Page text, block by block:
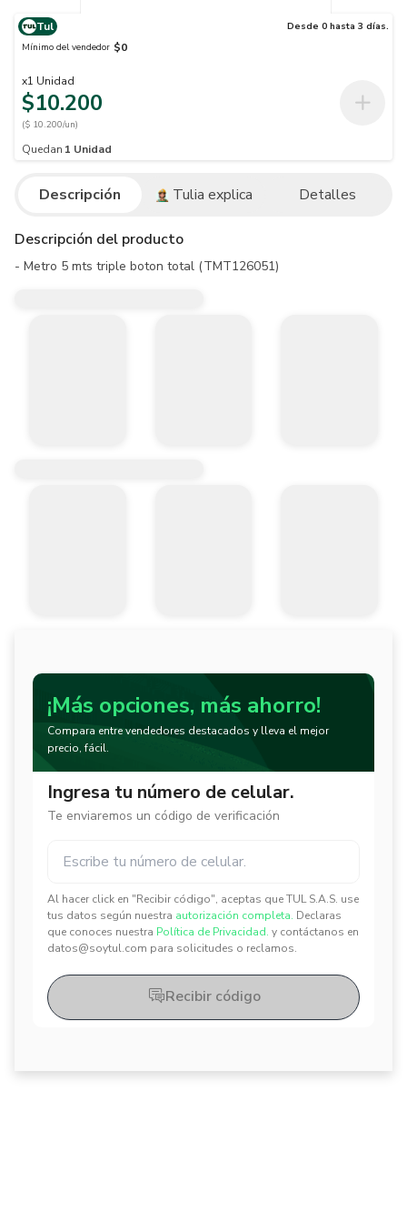
Tul
Desde 0 hasta 3 días.
Mínimo del vendedor $0
x1 Unidad
$10.200
($ 10.200/un)
Quedan 1 Unidad
Descripción Tulia explica Detalles
Descripción del producto
- Metro 5 mts triple boton total (TMT126051)
¡Más opciones, más ahorro!
Compara entre vendedores destacados y lleva el mejor
precio, fácil.
Ingresa tu número de celular.
Te enviaremos un código de verificación
Al hacer click en "Recibir código", aceptas que TUL S.A.S. use
tus datos según nuestra autorización completa. Declaras
que conoces nuestra Política de Privacidad. y contáctanos en
datos@soytul.com para solicitudes o reclamos.
✕
✕
Recibir código